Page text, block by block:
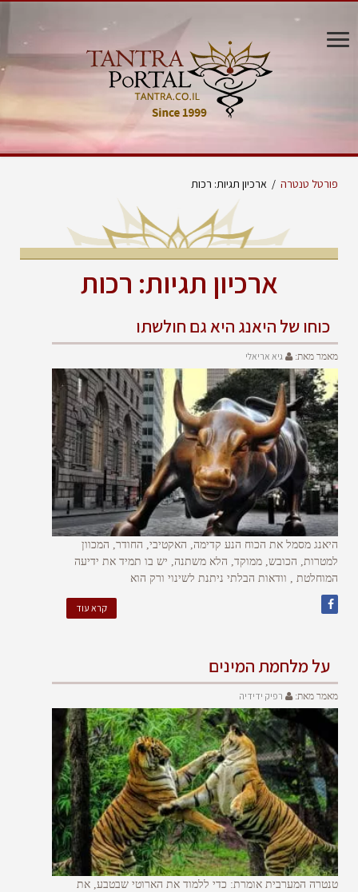
פורטל טנטרה / ארכיון תגיות: רכות
ארכיון תגיות: רכות
כוחו של היאנג היא גם חולשתו
מאמר מאת: גיא אריאלי
היאנג מסמל את הכוח הנע קדימה, האקטיבי, החודר, המכוון
למטרות, הכובש, ממוקד, הלא משתנה, יש בו תמיד את ידיעה
המוחלטת , וודאות הבלתי ניתנת לשינוי ורק הוא
קרא עוד
על מלחמת המינים
מאמר מאת: רפיק ידידיה
טנטרה המערבית אומרת: כדי ללמוד את הארוטי שבטבע, את